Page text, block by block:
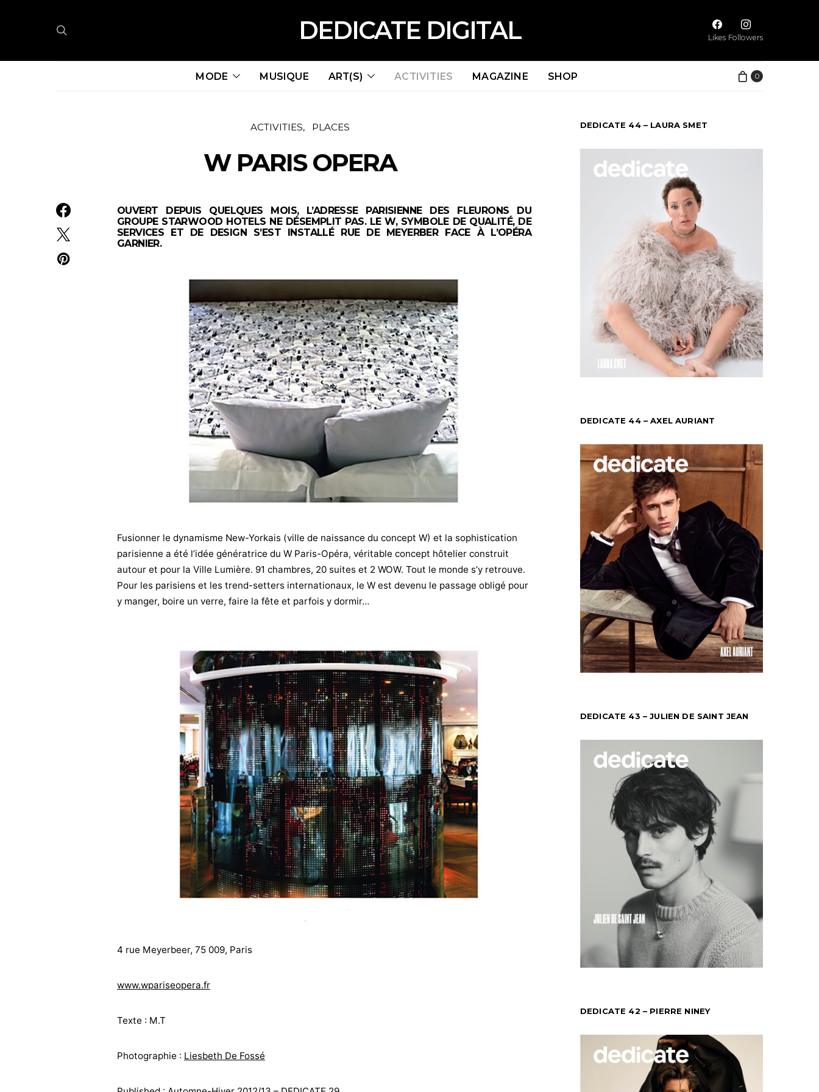
DEDICATE DIGITAL Likes Followers
MODE MUSIQUE ART(S) ACTIVITIES MAGAZINE SHOP 0
ACTIVITIES PLACES
W PARIS OPERA
OUVERT DEPUIS QUELQUES MOIS, L’ADRESSE PARISIENNE DES FLEURONS DU
GROUPE STARWOOD HOTELS NE DÉSEMPLIT PAS. LE W, SYMBOLE DE QUALITÉ, DE
SERVICES ET DE DESIGN S’EST INSTALLÉ RUE DE MEYERBER FACE À L’OPÉRA
GARNIER.
Fusionner le dynamisme New-Yorkais (ville de naissance du concept W) et la sophistication
parisienne a été l’idée génératrice du W Paris-Opéra, véritable concept hôtelier construit
autour et pour la Ville Lumière. 91 chambres, 20 suites et 2 WOW. Tout le monde s’y retrouve.
Pour les parisiens et les trend-setters internationaux, le W est devenu le passage obligé pour
y manger, boire un verre, faire la fête et parfois y dormir…
4 rue Meyerbeer, 75 009, Paris
www.wpariseopera.fr
Texte : M.T
Photographie : Liesbeth De Fossé
DEDICATE 44 – LAURA SMET
DEDICATE 44 – AXEL AURIANT
DEDICATE 43 – JULIEN DE SAINT JEAN
DEDICATE 42 – PIERRE NINEY